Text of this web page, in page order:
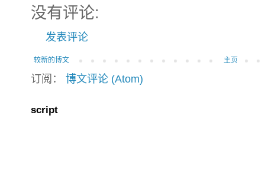
没有评论:
发表评论
较新的博文 主页
订阅： 博文评论 (Atom)
script